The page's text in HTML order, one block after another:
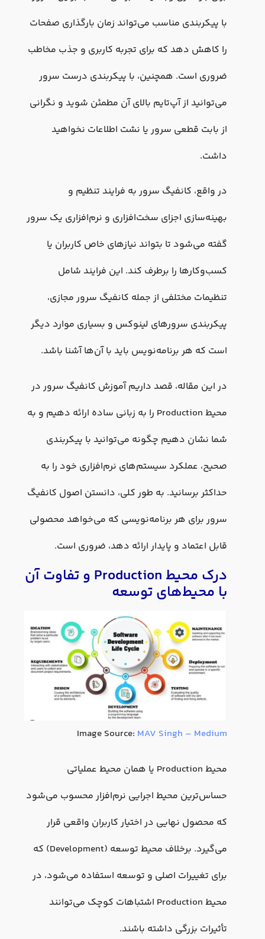
با پیکربندی مناسب می‌تواند زمان بارگذاری صفحات
را کاهش دهد که برای تجربه کاربری و جذب مخاطب
ضروری است. همچنین، با پیکربندی درست سرور
می‌توانید از آپ‌تایم بالای آن مطمئن شوید و نگرانی
از بابت قطعی سرور یا نشت اطلاعات نخواهید
داشت.
در واقع، کانفیگ سرور به فرایند تنظیم و
بهینه‌سازی اجزای سخت‌افزاری و نرم‌افزاری یک سرور
گفته می‌شود تا بتواند نیازهای خاص کاربران یا
کسب‌وکارها را برطرف کند. این فرایند شامل
تنظیمات مختلفی از جمله کانفیگ سرور مجازی،
پیکربندی سرورهای لینوکس و بسیاری موارد دیگر
است که هر برنامه‌نویس باید با آن‌ها آشنا باشد.
در این مقاله، قصد داریم آموزش کانفیگ سرور در
محیط Production را به زبانی ساده ارائه دهیم و به
شما نشان دهیم چگونه می‌توانید با پیکربندی
صحیح، عملکرد سیستم‌های نرم‌افزاری خود را به
حداکثر برسانید. به طور کلی، دانستن اصول کانفیگ
سرور برای هر برنامه‌نویسی که می‌خواهد محصولی
قابل اعتماد و پایدار ارائه دهد، ضروری است.
درک محیط Production و تفاوت آن
با محیط‌های توسعه
Image Source: MAV Singh – Medium
محیط Production یا همان محیط عملیاتی
حساس‌ترین محیط اجرایی نرم‌افزار محسوب می‌شود
که محصول نهایی در اختیار کاربران واقعی قرار
می‌گیرد. برخلاف محیط توسعه (Development) که
برای تغییرات اصلی و توسعه استفاده می‌شود، در
محیط Production اشتباهات کوچک می‌توانند
تأثیرات بزرگی داشته باشند.